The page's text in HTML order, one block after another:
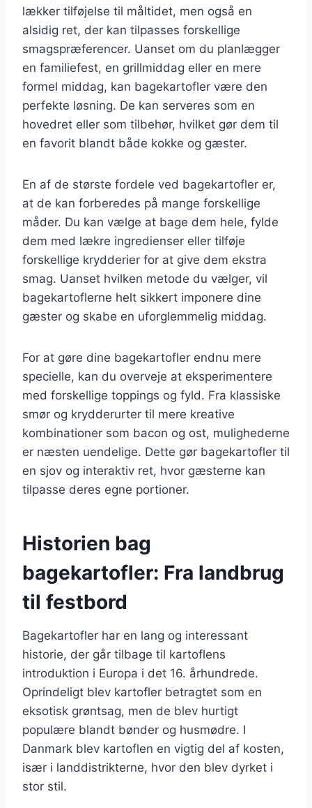
lækker tilføjelse til måltidet, men også en
alsidig ret, der kan tilpasses forskellige
smagspræferencer. Uanset om du planlægger
en familiefest, en grillmiddag eller en mere
formel middag, kan bagekartofler være den
perfekte løsning. De kan serveres som en
hovedret eller som tilbehør, hvilket gør dem til
en favorit blandt både kokke og gæster.
En af de største fordele ved bagekartofler er,
at de kan forberedes på mange forskellige
måder. Du kan vælge at bage dem hele, fylde
dem med lækre ingredienser eller tilføje
forskellige krydderier for at give dem ekstra
smag. Uanset hvilken metode du vælger, vil
bagekartoflerne helt sikkert imponere dine
gæster og skabe en uforglemmelig middag.
For at gøre dine bagekartofler endnu mere
specielle, kan du overveje at eksperimentere
med forskellige toppings og fyld. Fra klassiske
smør og krydderurter til mere kreative
kombinationer som bacon og ost, mulighederne
er næsten uendelige. Dette gør bagekartofler til
en sjov og interaktiv ret, hvor gæsterne kan
tilpasse deres egne portioner.
Historien bag
bagekartofler: Fra landbrug
til festbord
Bagekartofler har en lang og interessant
historie, der går tilbage til kartoflens
introduktion i Europa i det 16. århundrede.
Oprindeligt blev kartofler betragtet som en
eksotisk grøntsag, men de blev hurtigt
populære blandt bønder og husmødre. I
Danmark blev kartoflen en vigtig del af kosten,
især i landdistrikterne, hvor den blev dyrket i
stor stil.